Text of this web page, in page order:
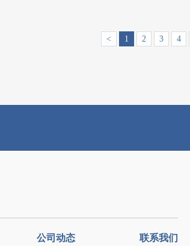
< 1 2 3 4
公司动态 联系我们